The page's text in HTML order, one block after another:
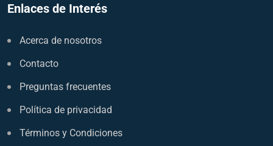
Enlaces de Interés
Acerca de nosotros
Contacto
Preguntas frecuentes
Política de privacidad
Términos y Condiciones